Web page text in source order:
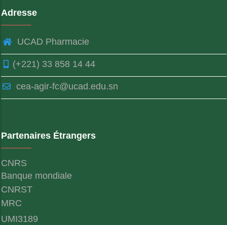
Adresse
UCAD Pharmacie
(+221) 33 858 14 44
cea-agir-fc@ucad.edu.sn
Partenaires Étrangers
CNRS
Banque mondiale
CNRST
MRC
UMI3189